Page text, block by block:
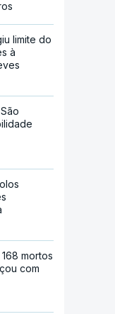
limite do
à
mortos
com